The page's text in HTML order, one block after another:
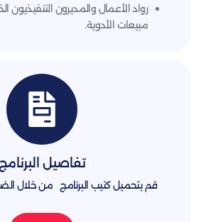
رواد الأعمال والمديرون التنفيذيون
مبيعات الأدوية.
تفاصيل البرنامج
قم بتحميل كتيب البرنامج من خلال